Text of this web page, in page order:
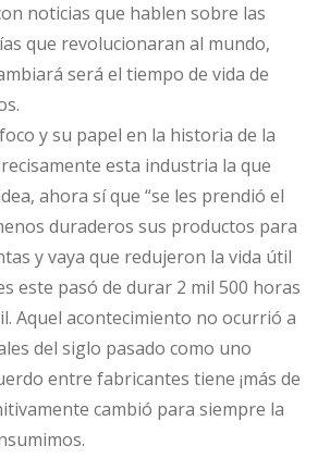
noticias que hablen sobre las
que revolucionaran al mundo,
será el tiempo de vida de
y su papel en la historia de la
esta industria la que
ahora sí que “se les prendió el
duraderos sus productos para
y vaya que redujeron la vida útil
este pasó de durar 2 mil 500 horas
Aquel acontecimiento no ocurrió a
del siglo pasado como uno
entre fabricantes tiene ¡más de
cambió para siempre la